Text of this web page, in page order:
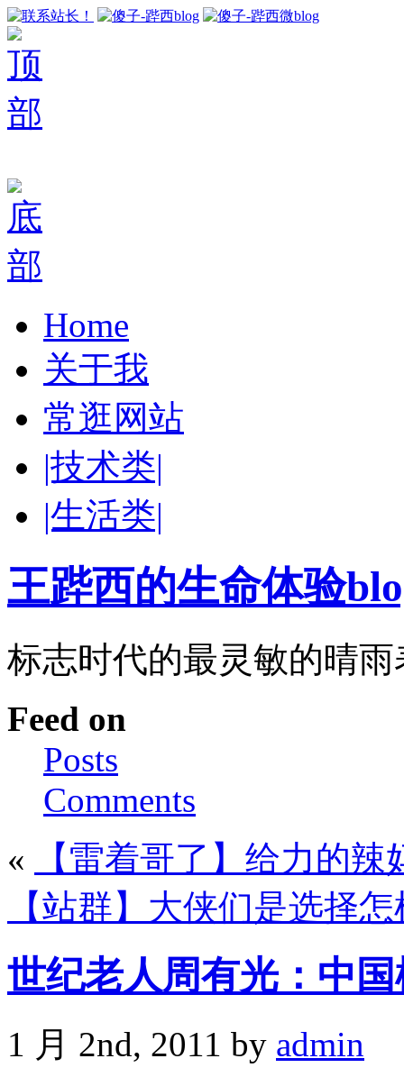
Home
关于我
常逛网站
|技术类|
|生活类|
王跸西的生命体验
标志时代的最灵敏的晴
Feed on
Posts
Comments
«
【雷着哥了】给力的辣
【站群】大侠们是选择
世纪老人周有光：中
1 月 2nd, 2011 by admin